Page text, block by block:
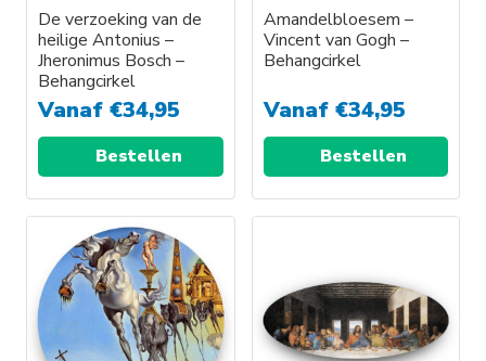
De verzoeking van de
heilige Antonius –
Jheronimus Bosch –
Behangcirkel
Vanaf €34,95
Bestellen
Dit
product
heeft
meerdere
variaties.
Deze
Amandelbloesem –
Vincent van Gogh –
Behangcirkel
Vanaf €34,95
Bestellen
Dit
meerdere
variaties.
Deze